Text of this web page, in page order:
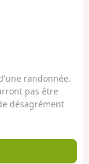
randonnée.
pas être
désagrément